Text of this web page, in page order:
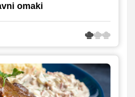
omaki